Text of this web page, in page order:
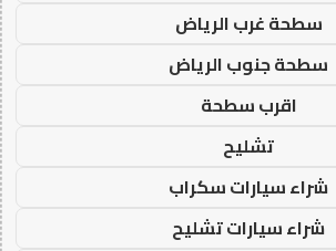
سطحة غرب الرياض
سطحة جنوب الرياض
اقرب سطحة
تشليح
شراء سيارات سكراب
شراء سيارات تشليح